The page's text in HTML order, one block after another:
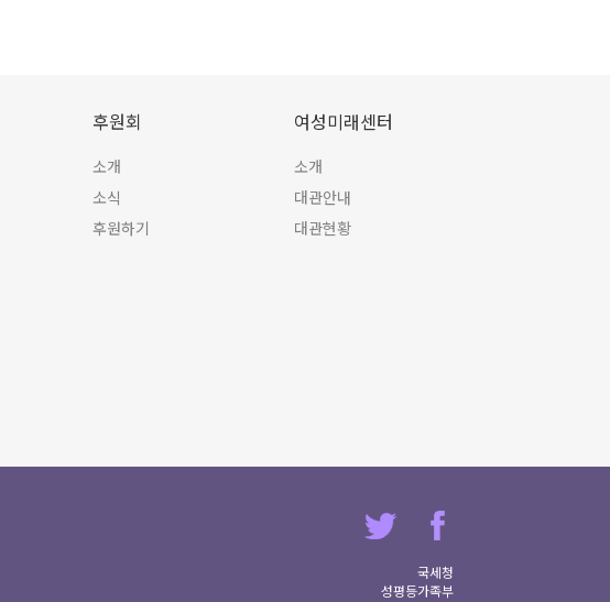
후원회
소개
소식
후원하기
여성미래센터
소개
대관안내
대관현황
국세청
성평등가족부